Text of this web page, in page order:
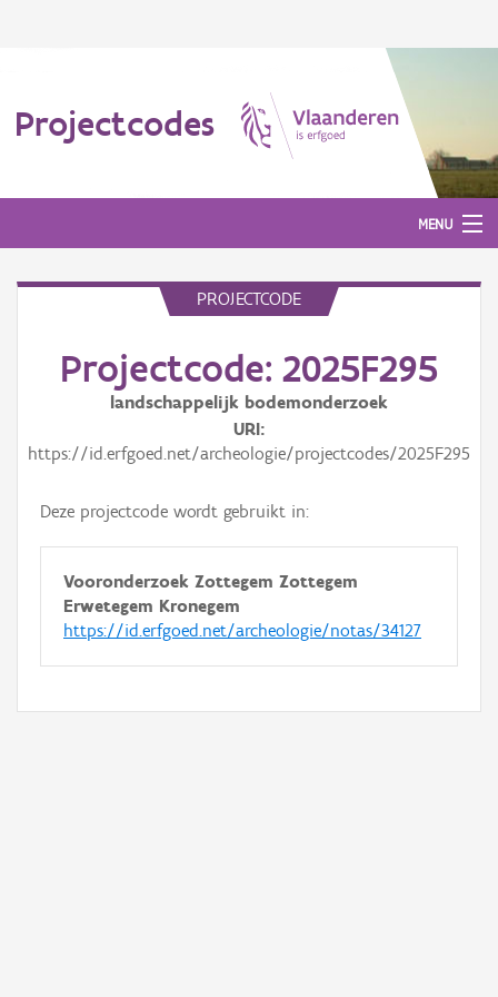
Projectcodes
MENU
PROJECTCODE
Projectcode: 2025F295
landschappelijk bodemonderzoek
URI
https://id.erfgoed.net/archeologie/projectcodes/2025F295
Deze projectcode wordt gebruikt in:
Vooronderzoek Zottegem Zottegem
Erwetegem Kronegem
https://id.erfgoed.net/archeologie/notas/34127